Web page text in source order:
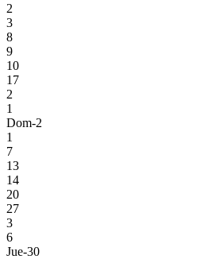
2
3
8
9
10
17
2
1
Dom-2
1
7
13
14
20
27
3
6
Jue-30